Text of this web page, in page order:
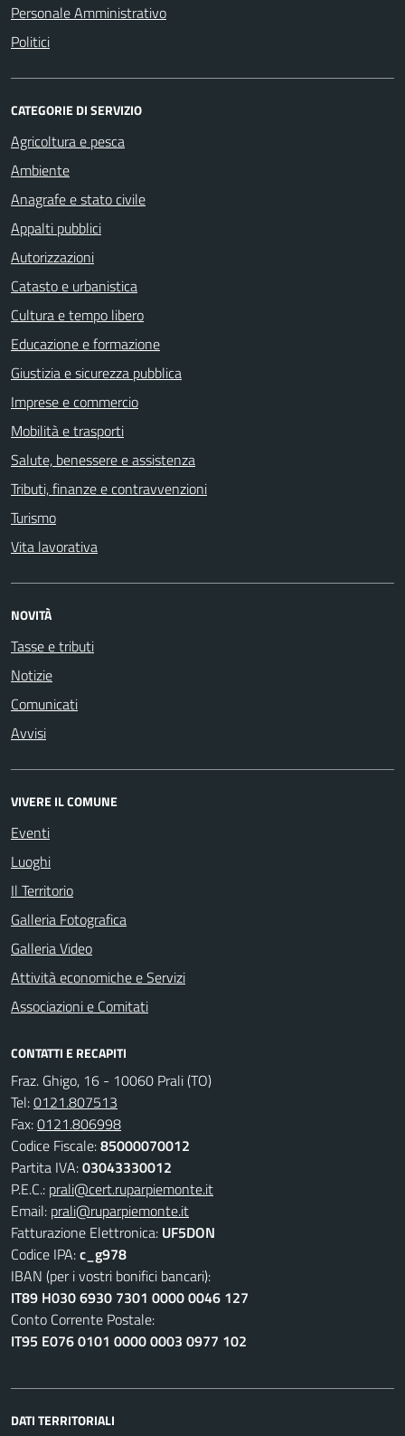
Personale Amministrativo
Politici
CATEGORIE DI SERVIZIO
Agricoltura e pesca
Ambiente
Anagrafe e stato civile
Appalti pubblici
Autorizzazioni
Catasto e urbanistica
Cultura e tempo libero
Educazione e formazione
Giustizia e sicurezza pubblica
Imprese e commercio
Mobilità e trasporti
Salute, benessere e assistenza
Tributi, finanze e contravvenzioni
Turismo
Vita lavorativa
NOVITÀ
Tasse e tributi
Notizie
Comunicati
Avvisi
VIVERE IL COMUNE
Eventi
Luoghi
Il Territorio
Galleria Fotografica
Galleria Video
Attività economiche e Servizi
Associazioni e Comitati
CONTATTI E RECAPITI
Fraz. Ghigo, 16 - 10060 Prali (TO)
Tel:0121.807513
Fax:0121.806998
Codice Fiscale:85000070012
Partita IVA:03043330012
P.E.C.: prali@cert.ruparpiemonte.it
Email: prali@ruparpiemonte.it
Fatturazione Elettronica: UF5DON
Codice IPA:c_g978
IBAN (per i vostri bonifici bancari):
IT89 H030 6930 7301 0000 0046 127
Conto Corrente Postale:
IT95 E076 0101 0000 0003 0977 102
DATI TERRITORIALI